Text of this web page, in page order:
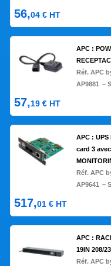
56,04 € HT
APC :
Réf. APC
AP9881 –
57,19 € HT
APC : UPS
card 3
Réf. APC
AP9641 –
517,01 € HT
APC :
19IN 208/
Réf. APC